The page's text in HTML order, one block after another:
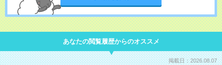
あなたの閲覧履歴からのオススメ
掲載日：2026.08.07